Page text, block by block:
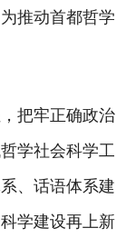
推动首都哲学
把牢正确政治
学社会科学工
、话语体系建
学建设再上新